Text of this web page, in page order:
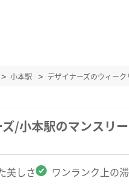
小本駅 デザイナーズのウィー
/小本駅のマンスリ
美しさ ワンランク上の